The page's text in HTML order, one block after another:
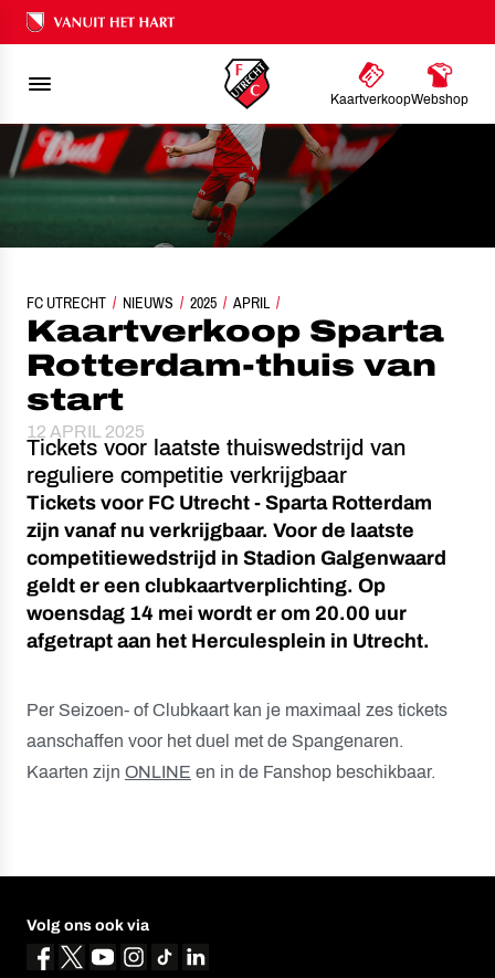
Ons nalatenschap
KaartverkoopWebshop
FC UTRECHT NIEUWS 2025 APRIL
KAARTVERKOOP SPARTA ROTTERDAM-THUIS VAN START
Kaartverkoop Sparta
Rotterdam-thuis van
start
12 APRIL 2025
Tickets voor laatste thuiswedstrijd van
reguliere competitie verkrijgbaar
Tickets voor FC Utrecht - Sparta Rotterdam
zijn vanaf nu verkrijgbaar. Voor de laatste
competitiewedstrijd in Stadion Galgenwaard
geldt er een clubkaartverplichting. Op
woensdag 14 mei wordt er om 20.00 uur
afgetrapt aan het Herculesplein in Utrecht.
Per Seizoen- of Clubkaart kan je maximaal zes tickets
aanschaffen voor het duel met de Spangenaren.
Kaarten zijn ONLINE en in de Fanshop beschikbaar.
Volg ons ook via